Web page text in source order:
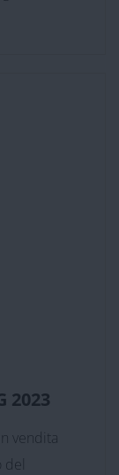
2023
vendita